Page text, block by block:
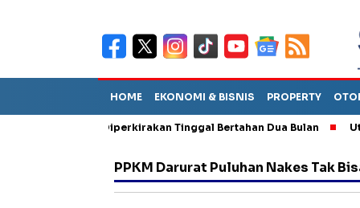
HOME EKONOMI & BISNIS PROPERTY
Sebut TPA Diperkirakan Tinggal Bertahan Dua Bulan Utang
PPKM Darurat Puluhan Nakes Tak